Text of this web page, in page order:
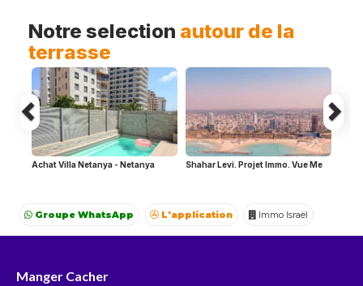
Notre selection autour de la
terrasse
Achat Villa Netanya - Netanya Shahar Levi. Projet Immo. Vue Me
Groupe WhatsApp L'application Immo Israël
Manger Cacher